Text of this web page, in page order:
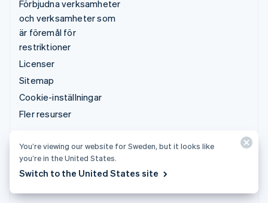
Förbjudna verksamheter
och verksamheter som
är föremål för
restriktioner
Licenser
Sitemap
Cookie-inställningar
Fler resurser
Support
Kontakta supporten
Hanterade supportplaner
You’re viewing our website for Sweden, but it looks like
you’re in the United States.
Switch to the United States site